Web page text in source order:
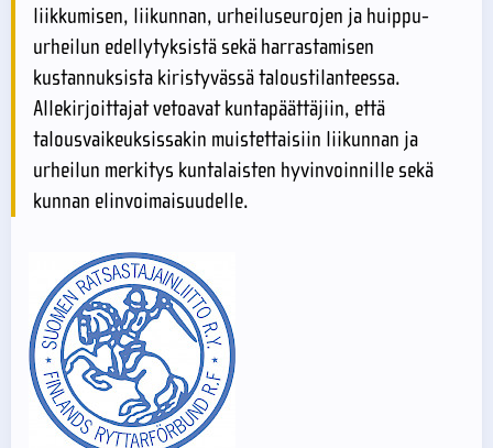
liikkumisen, liikunnan, urheiluseurojen ja huippu-
urheilun edellytyksistä sekä harrastamisen
kustannuksista kiristyvässä taloustilanteessa.
Allekirjoittajat vetoavat kuntapäättäjiin, että
talousvaikeuksissakin muistettaisiin liikunnan ja
urheilun merkitys kuntalaisten hyvinvoinnille sekä
kunnan elinvoimaisuudelle.